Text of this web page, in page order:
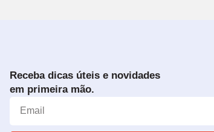
Receba dicas úteis e novidades
em primeira mão.